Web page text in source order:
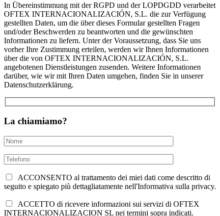
In Übereinstimmung mit der RGPD und der LOPDGDD verarbeitet
OFTEX INTERNACIONALIZACIÓN, S.L. die zur Verfügung
gestellten Daten, um die über dieses Formular gestellten Fragen
und/oder Beschwerden zu beantworten und die gewünschten
Informationen zu liefern. Unter der Voraussetzung, dass Sie uns
vorher Ihre Zustimmung erteilen, werden wir Ihnen Informationen
über die von OFTEX INTERNACIONALIZACIÓN, S.L.
angebotenen Dienstleistungen zusenden. Weitere Informationen
darüber, wie wir mit Ihren Daten umgehen, finden Sie in unserer
Datenschutzerklärung.
La chiamiamo?
ACCONSENTO al trattamento dei miei dati come descritto di
seguito e spiegato più dettagliatamente nell'Informativa sulla privacy.
ACCETTO di ricevere informazioni sui servizi di OFTEX
INTERNACIONALIZACION SL nei termini sopra indicati.